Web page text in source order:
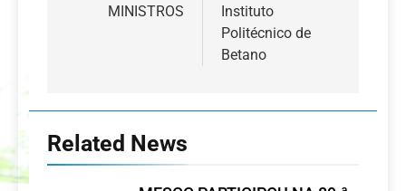
MINISTROS
Instituto
Politécnico de
Betano
Related News